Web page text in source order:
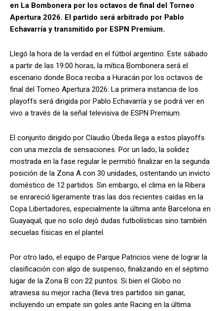
en La Bombonera por los octavos de final del Torneo
Apertura 2026. El partido será arbitrado por Pablo
Echavarría y transmitido por ESPN Premium.
Llegó la hora de la verdad en el fútbol argentino. Este sábado
a partir de las 19:00 horas, la mítica Bombonera será el
escenario donde Boca reciba a Huracán por los octavos de
final del Torneo Apertura 2026. La primera instancia de los
playoffs será dirigida por Pablo Echavarría y se podrá ver en
vivo a través de la señal televisiva de ESPN Premium.
El conjunto dirigido por Claudio Úbeda llega a estos playoffs
con una mezcla de sensaciones. Por un lado, la solidez
mostrada en la fase regular le permitió finalizar en la segunda
posición de la Zona A con 30 unidades, ostentando un invicto
doméstico de 12 partidos. Sin embargo, el clima en la Ribera
se enrareció ligeramente tras las dos recientes caídas en la
Copa Libertadores, especialmente la última ante Barcelona en
Guayaquil, que no solo dejó dudas futbolísticas sino también
secuelas físicas en el plantel.
Por otro lado, el equipo de Parque Patricios viene de lograr la
clasificación con algo de suspenso, finalizando en el séptimo
lugar de la Zona B con 22 puntos. Si bien el Globo no
atraviesa su mejor racha (lleva tres partidos sin ganar,
incluyendo un empate sin goles ante Racing en la última